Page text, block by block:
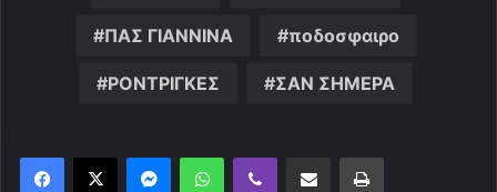
ΠΑΣ ΓΙΑΝΝΙΝΑ ποδοσφαιρο
ΡΟΝΤΡΙΓΚΕΣ ΣΑΝ ΣΗΜΕΡΑ
MessengerWhatsAppViber Κοινοποίηση μέσω ηλεκτρονικού ταχυδρομείουΕκτύπωση